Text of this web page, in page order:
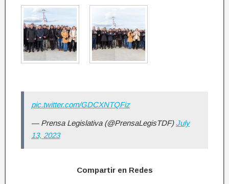
pic.twitter.com/GDCXNTQFiz
— Prensa Legislativa (@PrensaLegisTDF) July
13, 2023
Compartir en Redes